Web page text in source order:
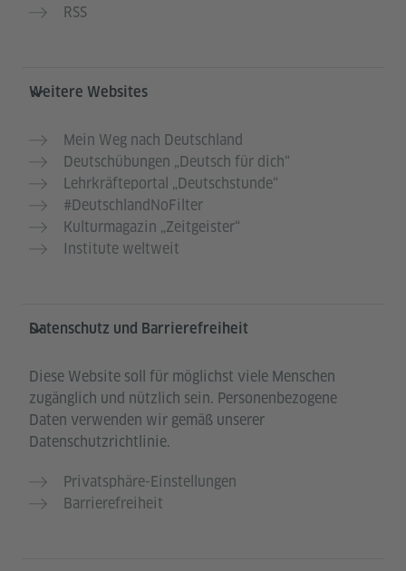
RSS
Weitere Websites
Mein Weg nach Deutschland
Deutschübungen „Deutsch für dich“
Lehrkräfteportal „Deutschstunde“
#DeutschlandNoFilter
Kulturmagazin „Zeitgeister“
Institute weltweit
Datenschutz und Barrierefreiheit
Diese Website soll für möglichst viele Menschen
zugänglich und nützlich sein. Personenbezogene
Daten verwenden wir gemäß unserer
Datenschutzrichtlinie.
Privatsphäre-Einstellungen
Barrierefreiheit